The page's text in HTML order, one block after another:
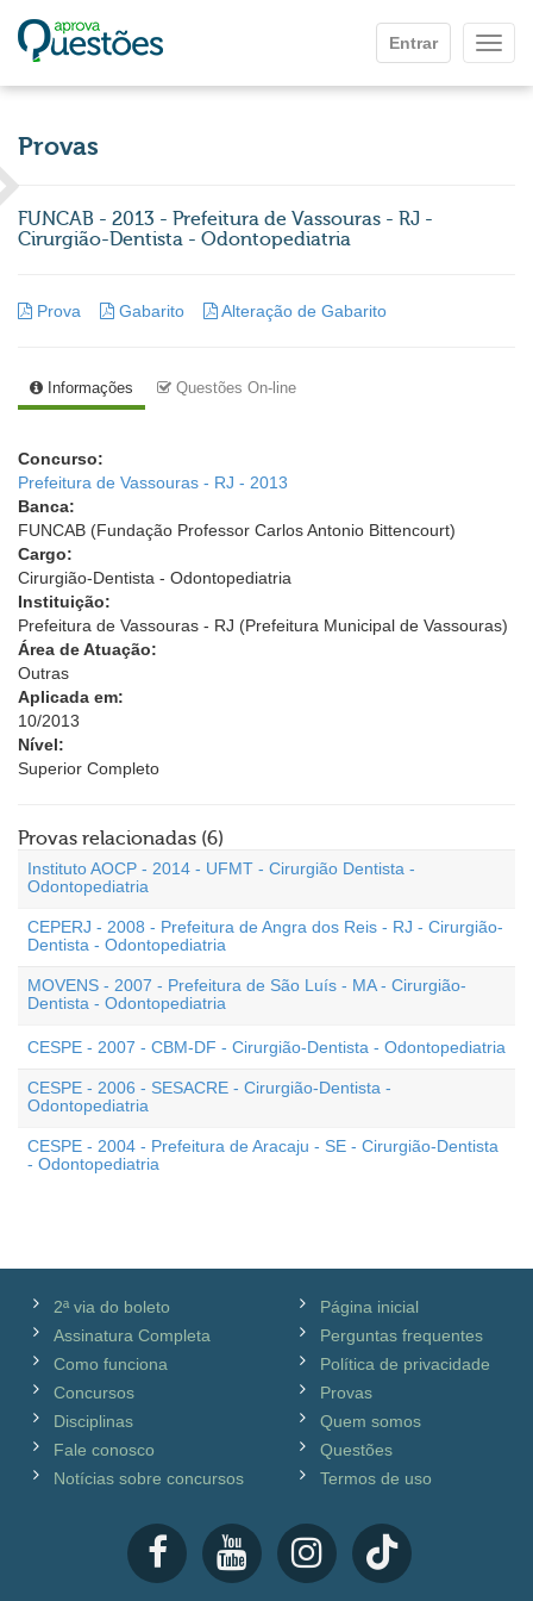
Entrar
Provas
FUNCAB - 2013 - Prefeitura de Vassouras - RJ -
Cirurgião-Dentista - Odontopediatria
Prova Gabarito Alteração de Gabarito
Informações Questões On-line
Concurso:
Prefeitura de Vassouras - RJ - 2013
Banca:
FUNCAB (Fundação Professor Carlos Antonio Bittencourt)
Cargo:
Cirurgião-Dentista - Odontopediatria
Instituição:
Prefeitura de Vassouras - RJ (Prefeitura Municipal de Vassouras)
Área de Atuação:
Outras
Aplicada em:
10/2013
Nível:
Superior Completo
Provas relacionadas (6)
Instituto AOCP - 2014 - UFMT - Cirurgião Dentista -
Odontopediatria
CEPERJ - 2008 - Prefeitura de Angra dos Reis - RJ - Cirurgião-
Dentista - Odontopediatria
MOVENS - 2007 - Prefeitura de São Luís - MA - Cirurgião-
Dentista - Odontopediatria
CESPE - 2007 - CBM-DF - Cirurgião-Dentista - Odontopediatria
CESPE - 2006 - SESACRE - Cirurgião-Dentista -
Odontopediatria
CESPE - 2004 - Prefeitura de Aracaju - SE - Cirurgião-Dentista
- Odontopediatria
2ª via do boleto
Assinatura Completa
Como funciona
Concursos
Disciplinas
Fale conosco
Notícias sobre concursos
Página inicial
Perguntas frequentes
Política de privacidade
Provas
Quem somos
Questões
Termos de uso